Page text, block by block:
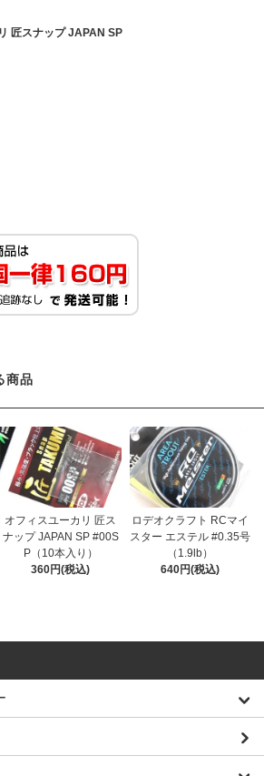
匠スナップ JAPAN SP
商品
オフィスユーカリ 匠ス
ナップ JAPAN SP #00S
P（10本入り）
360円(税込)
ロデオクラフト RCマイ
スター エステル #0.35号
（1.9lb）
640円(税込)